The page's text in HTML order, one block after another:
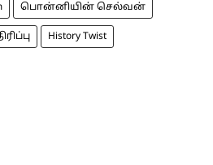
பொன்னியின் செல்வன்
History Twist